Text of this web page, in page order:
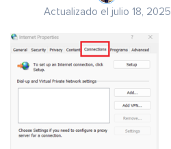
Actualizado el julio 18, 2025